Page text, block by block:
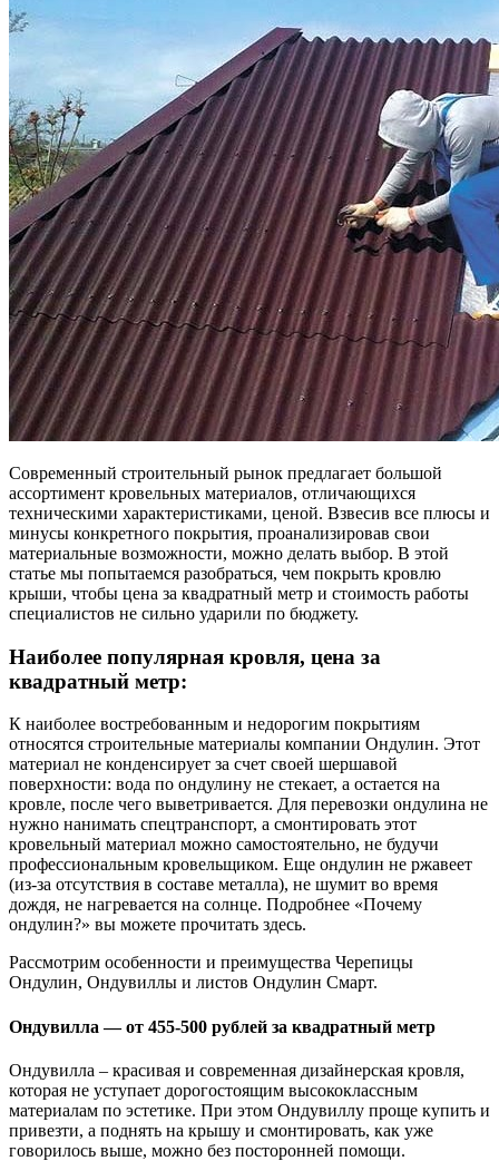
Современный строительный рынок предлагает большой
ассортимент кровельных материалов, отличающихся
техническими характеристиками, ценой. Взвесив все плюсы и
минусы конкретного покрытия, проанализировав свои
материальные возможности, можно делать выбор. В этой
статье мы попытаемся разобраться, чем покрыть кровлю
крыши, чтобы цена за квадратный метр и стоимость работы
специалистов не сильно ударили по бюджету.
Наиболее популярная кровля, цена за
квадратный метр:
К наиболее востребованным и недорогим покрытиям
относятся строительные материалы компании Ондулин. Этот
материал не конденсирует за счет своей шершавой
поверхности: вода по ондулину не стекает, а остается на
кровле, после чего выветривается. Для перевозки ондулина не
нужно нанимать спецтранспорт, а смонтировать этот
кровельный материал можно самостоятельно, не будучи
профессиональным кровельщиком. Еще ондулин не ржавеет
(из-за отсутствия в составе металла), не шумит во время
дождя, не нагревается на солнце. Подробнее «Почему
ондулин?» вы можете прочитать здесь.
Рассмотрим особенности и преимущества Черепицы
Ондулин, Ондувиллы и листов Ондулин Смарт.
Ондувилла — от 455-500 рублей за квадратный метр
Ондувилла – красивая и современная дизайнерская кровля,
которая не уступает дорогостоящим высококлассным
материалам по эстетике. При этом Ондувиллу проще купить и
привезти, а поднять на крышу и смонтировать, как уже
говорилось выше, можно без посторонней помощи.